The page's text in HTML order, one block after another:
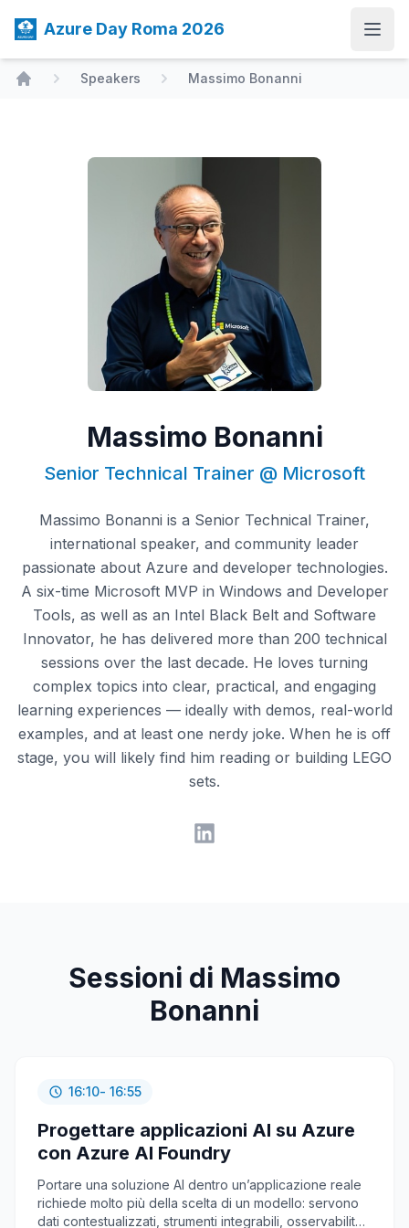
Azure Day Roma 2026
Speakers Massimo Bonanni
Massimo Bonanni
Senior Technical Trainer @ Microsoft
Massimo Bonanni is a Senior Technical Trainer,
international speaker, and community leader
passionate about Azure and developer technologies.
A six-time Microsoft MVP in Windows and Developer
Tools, as well as an Intel Black Belt and Software
Innovator, he has delivered more than 200 technical
sessions over the last decade. He loves turning
complex topics into clear, practical, and engaging
learning experiences — ideally with demos, real-world
examples, and at least one nerdy joke. When he is off
stage, you will likely find him reading or building LEGO
sets.
Sessioni di Massimo
Bonanni
16:10- 16:55
Progettare applicazioni AI su Azure
con Azure AI Foundry
Portare una soluzione AI dentro un’applicazione reale
richiede molto più della scelta di un modello: servono
dati contestualizzati, strumenti integrabili, osservabilità,